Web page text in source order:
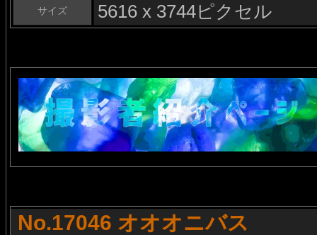
サイズ 5616 x 3744ピクセル
No.17046 オオオニバス